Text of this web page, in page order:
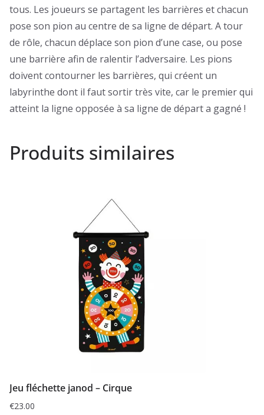
tous. Les joueurs se partagent les barrières et chacun
pose son pion au centre de sa ligne de départ. A tour
de rôle, chacun déplace son pion d’une case, ou pose
une barrière afin de ralentir l’adversaire. Les pions
doivent contourner les barrières, qui créent un
labyrinthe dont il faut sortir très vite, car le premier qui
atteint la ligne opposée à sa ligne de départ a gagné !
Produits similaires
Jeu fléchette janod – Cirque
€23.00